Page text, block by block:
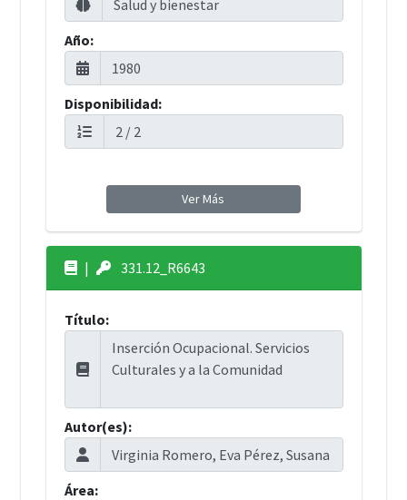
Año:
Disponibilidad:
Ver Más
| 331.12_R6643
Título:
Autor(es):
Área: